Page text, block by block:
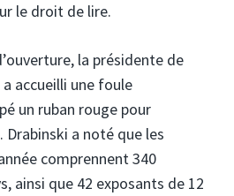
le droit de lire.
la présidente de
a accueilli une foule
un ruban rouge pour
Drabinski a noté que les
comprennent 340
ainsi que 42 exposants de 12